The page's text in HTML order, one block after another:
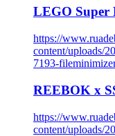
LEGO Super
https://
content/uploads/
7193-
REEBOK x
https://
content/uploads/